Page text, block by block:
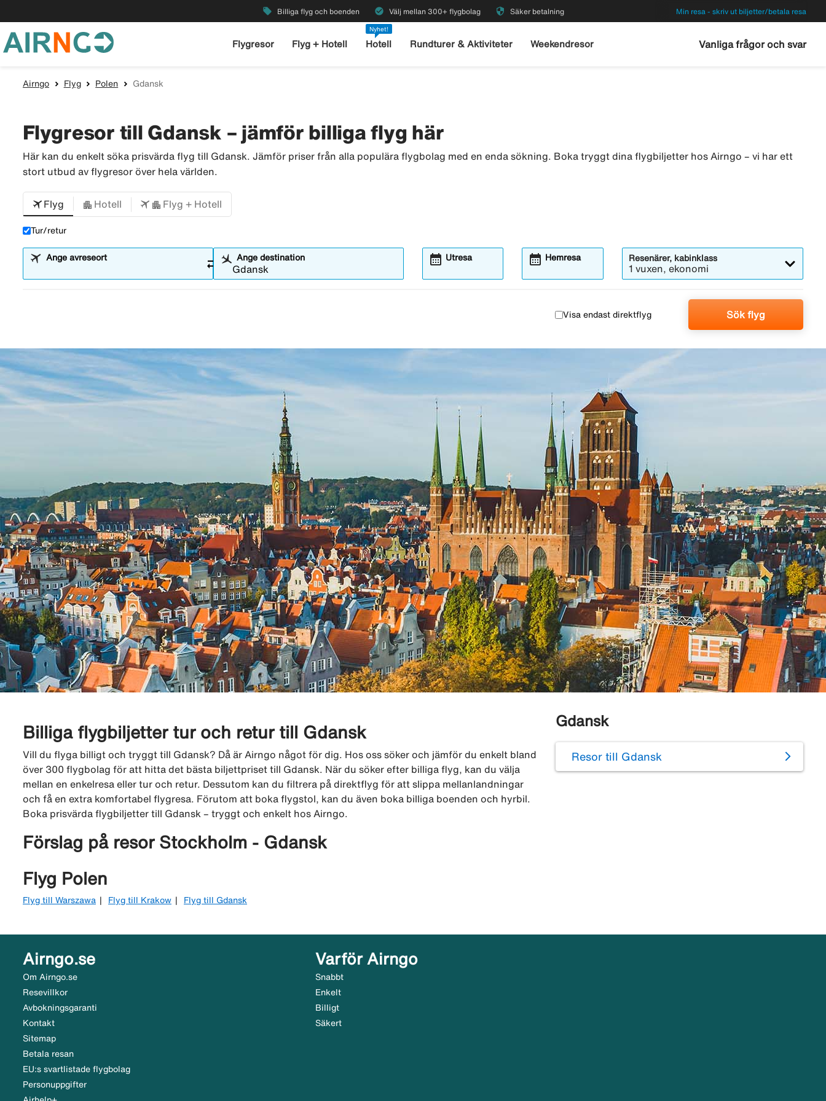
local_offer Billiga flyg och boenden check_circle Välj mellan 300+ flygbolag security Säker betalning Min resa - skriv ut biljetter/betala resa
Flygresor Flyg + Hotell
Nyhet!
Hotell Rundturer & Aktiviteter Weekendresor Vanliga frågor och svar
Airngo Flyg Polen Gdansk
Flygresor till Gdansk – jämför billiga flyg här
Här kan du enkelt söka prisvärda flyg till Gdansk. Jämför priser från alla populära flygbolag med en enda sökning. Boka tryggt dina flygbiljetter hos Airngo – vi har ett
stort utbud av flygresor över hela världen.
Flyg Hotell Flyg + Hotell
Tur/retur
Ange avreseort sync_alt Ange destination Utresa
calendar_month Hemresa
calendar_month Resenärer, kabinklass
1 vuxen, ekonomi
Visa endast direktflyg Sök flyg
Billiga flygbiljetter tur och retur till Gdansk
Vill du flyga billigt och tryggt till Gdansk? Då är Airngo något för dig. Hos oss söker och jämför du enkelt bland
över 300 flygbolag för att hitta det bästa biljettpriset till Gdansk. När du söker efter billiga flyg, kan du välja
mellan en enkelresa eller tur och retur. Dessutom kan du filtrera på direktflyg för att slippa mellanlandningar
och få en extra komfortabel flygresa. Förutom att boka flygstol, kan du även boka billiga boenden och hyrbil.
Boka prisvärda flygbiljetter till Gdansk – tryggt och enkelt hos Airngo.
Gdansk
Resor till Gdansk
Förslag på resor Stockholm - Gdansk
Flyg Polen
Flyg till Warszawa Flyg till Krakow Flyg till Gdansk
Airngo.se
Om Airngo.se
Resevillkor
Avbokningsgaranti
Kontakt
Sitemap
Betala resan
EU:s svartlistade flygbolag
Personuppgifter
Varför Airngo
Snabbt
Enkelt
Billigt
Säkert